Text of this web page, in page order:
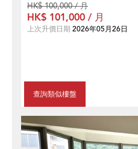
查詢類似樓盤
HK$ 100,000 / 月
HK$ 101,000 / 月
上次升價日期 2026年05月26日